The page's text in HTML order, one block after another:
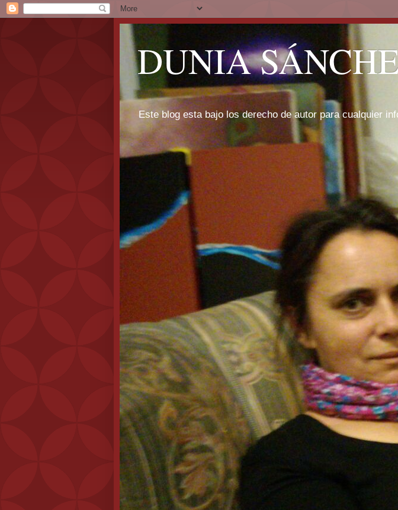
DUNIA
Este blog esta bajo los derecho de autor para cualquier